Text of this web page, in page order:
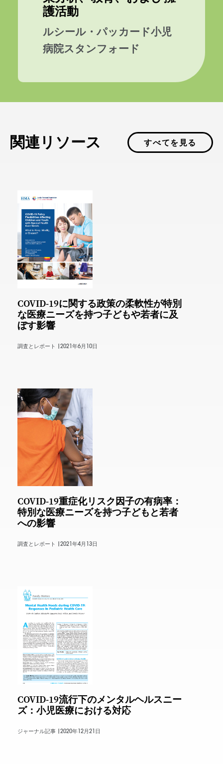
護活動
ルシール・パッカード小児
病院スタンフォード
関連リソース すべてを見る
COVID-19に関する政策の柔軟性が特別
な医療ニーズを持つ子どもや若者に及
ぼす影響
調査とレポート | 2021年6月10日
COVID-19重症化リスク因子の有病率：
特別な医療ニーズを持つ子どもと若者
への影響
調査とレポート | 2021年4月13日
COVID-19流行下のメンタルヘルスニー
ズ：小児医療における対応
ジャーナル記事 | 2020年12月21日